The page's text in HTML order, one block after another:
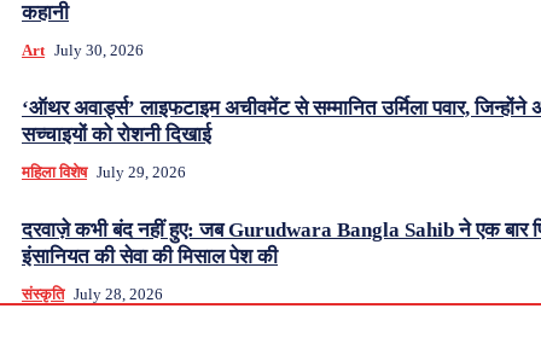
कहानी
Art July 30, 2026
‘ऑथर अवार्ड्स’ लाइफटाइम अचीवमेंट से सम्मानित उर्मिला पवार, जिन्होंने
सच्चाइयों को रोशनी दिखाई
महिला विशेष July 29, 2026
दरवाज़े कभी बंद नहीं हुए: जब Gurudwara Bangla Sahib ने एक बार
इंसानियत की सेवा की मिसाल पेश की
संस्कृति July 28, 2026